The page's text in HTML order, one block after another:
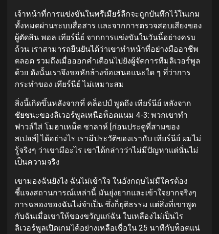
เจ้าหน้าที่การแข่งขันในพรีเมียร์ลีกจะถูกบันทึกไว้ในเกม
ทั้งหมดผ่านระบบสื่อสาร และจากการตรวจสอบเสียงของ
ผู้ตัดสิน พอล เทียร์นี่ย์ จากการแข่งขันในวันนี้อย่างครบ
ถ้วน เราสามารถยืนยันได้ว่าเขาทำหน้าที่อย่างมืออาชีพ
ตลอด รวมถึงเมื่อออกคำเตือนไปยังผู้จัดการทีมลิเวอร์พูล
ด้วย ดังนั้นเราจึงขอหักล้างข้อเสนอแนะใด ๆ ที่ว่าการ
กระทำของ เทียร์นีย์ ไม่เหมาะสม
สิ่งนี้เกิดขึ้นหลังจากที่ คล็อปป์ พูดถึง เทียร์นีย์ หลังจาก
ชัยชนะของลิเวอร์พูลเหนือท็อตแนม 4-3: พวกเขาทำ
ฟาวล์ใส่ โมฮาเหม็ด ซาลาห์ [ก่อนประตูที่สามของ
สเปอส์] ได้อย่างไร เรามีประวัติของเรากับ เทียร์นีย์ ผมไม่
รู้จริงๆ ว่าเขามีอะไร เขาได้กล่าวว่าไม่มีปัญหาแต่นั่นไม่
เป็นความจริง
เขามองฉันยังไง ฉันไม่เข้าใจ ในอังกฤษไม่มีใครต้อง
ชี้แจงสถานการณ์เหล่านี้ มันยุ่งยากและเข้าใจยากจริงๆ
การฉลองของฉันไม่จำเป็น ซึ่งก็ยุติธรรม แต่สิ่งที่เขาพูด
กับฉันเมื่อเขาให้ของขวัญแก่ฉัน ใบเหลืองไม่เป็นไร
ลิเวอร์พูลเปิดเกมได้อย่างเหลือเชื่อใน 25 นาทีกับท็อตแน่